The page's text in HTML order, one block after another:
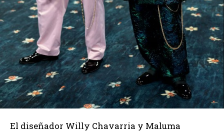
El diseñador Willy Chavarria y Maluma